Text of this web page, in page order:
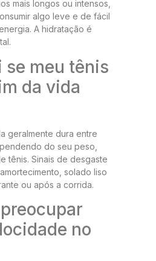
mais longos ou intensos,
algo leve e de fácil
A hidratação é
se meu tênis
da vida
geralmente dura entre
do seu peso,
tênis. Sinais de desgaste
solado liso
ou após a corrida.
no